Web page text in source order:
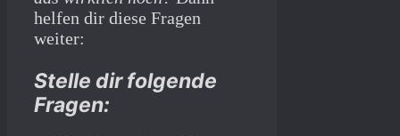
helfen dir diese Fragen
weiter:
Stelle dir folgende
Fragen: